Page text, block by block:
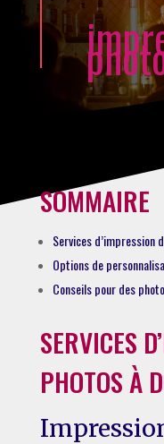
SOMMAIRE
Services d’impression
Options de
Conseils pour des
SERVICES
PHOTOS À